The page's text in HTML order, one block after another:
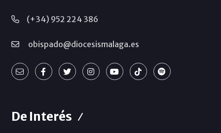
(+34) 952 224 386
obispado@diocesismalaga.es
De Interés